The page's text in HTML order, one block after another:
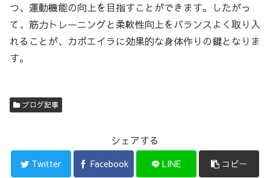
つ、運動機能の向上を目指すことができます。したがっ
て、筋力トレーニングと柔軟性向上をバランスよく取り入
れることが、カポエイラに効果的な身体作りの鍵となりま
す。
ブログ記事
シェアする
Twitter Facebook LINE コピー